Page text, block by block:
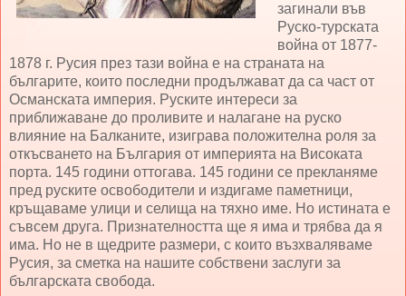
загинали във
Руско-турската
война от 1877-
1878 г. Русия през тази война е на страната на
българите, които последни продължават да са част от
Османската империя. Руските интереси за
приближаване до проливите и налагане на руско
влияние на Балканите, изиграва положителна роля за
откъсването на България от империята на Високата
порта. 145 години оттогава. 145 години се прекланяме
пред руските освободители и издигаме паметници,
кръщаваме улици и селища на тяхно име. Но истината е
съвсем друга. Признателността ще я има и трябва да я
има. Но не в щедрите размери, с които възхваляваме
Русия, за сметка на нашите собствени заслуги за
българската свобода.